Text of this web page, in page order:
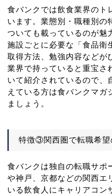
食バンクでは飲食業界のト
います。業態別・職種別の
ついても載っているのが魅
施設ごとに必要な「食品衛
取得方法、勉強内容などが
業界で持っていると重宝さ
いて紹介されているので、
えている方は食バンクマガ
ましょう。
特徴③関西圏で転職希望
食バンクは独自の転職サポ
や神戸、京都などの関西エ
いる飲食人にキャリアコン